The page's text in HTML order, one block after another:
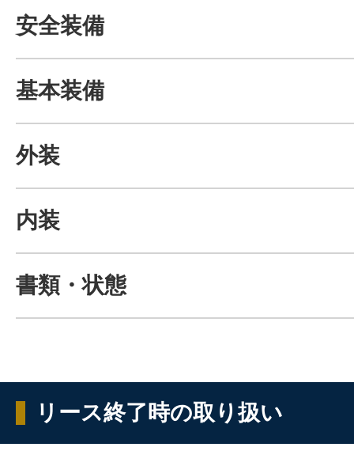
安全装備
基本装備
外装
内装
書類・状態
リース終了時の取り扱い